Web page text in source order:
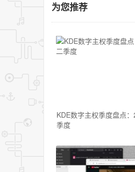
为您推荐
KDE数字主权季度盘点
季度